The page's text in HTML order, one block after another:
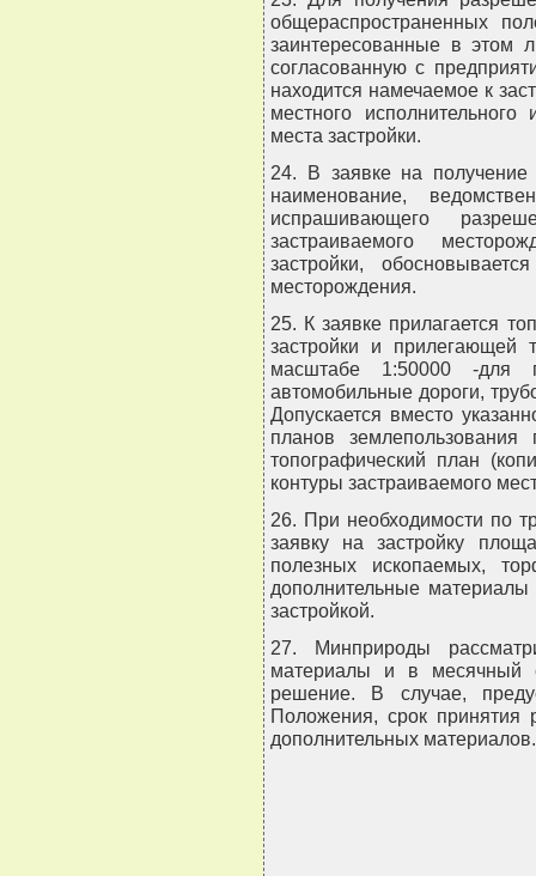
общераспространенных
заинтересованные в этом
согласованную с
находится намечаемое к
местного
места застройки.
24. В заявке на получение
наименование,
испрашивающего
застраиваемого
застройки,
месторождения.
25. К заявке прилагается
застройки и прилегающей
масштабе 1:50000 -для
автомобильные дороги,
Допускается вместо
планов
топографический план
контуры застраиваемого
26. При необходимости по
заявку на застройку
полезных ископаемых,
дополнительные
застройкой.
27. Минприроды
материалы и в месячный
решение. В случае,
Положения, срок принятия
дополнительных материалов.